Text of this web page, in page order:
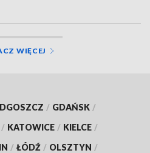
WIĘCEJ
/ GDAŃSK /
/ KATOWICE / KIELCE /
/ ŁÓDŹ / OLSZTYN /